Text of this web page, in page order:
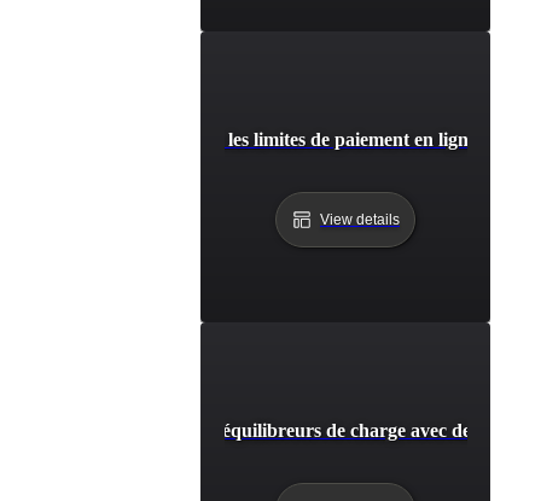
Test de capacité pour les limites de paiement en ligne lors
View details
Capacité de test pour les équilibreurs de charge avec des